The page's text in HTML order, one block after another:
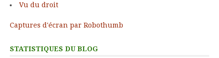
Vu du droit
Captures d'écran par Robothumb
STATISTIQUES DU BLOG